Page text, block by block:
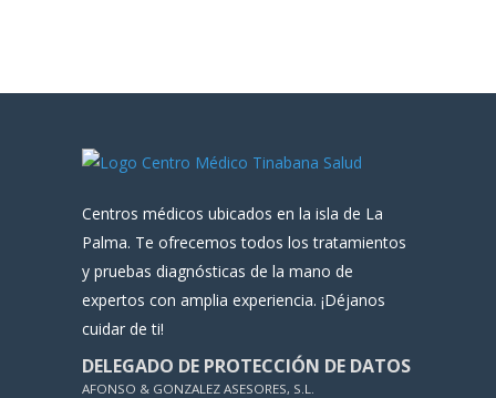
Centros médicos ubicados en la isla de La
Palma. Te ofrecemos todos los tratamientos
y pruebas diagnósticas de la mano de
expertos con amplia experiencia. ¡Déjanos
cuidar de ti!
DELEGADO DE PROTECCIÓN DE DATOS
AFONSO & GONZALEZ ASESORES, S.L.